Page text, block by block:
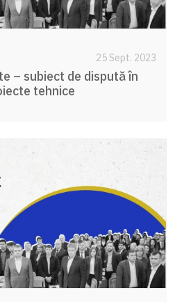
25 Sept. 2023
– subiect de dispută în
tehnice